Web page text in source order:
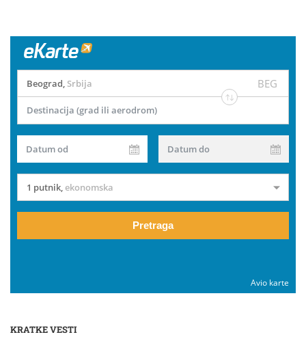
Beograd, Srbija BEG
Destinacija (grad ili aerodrom)
Datum od Datum do
1 putnik,ekonomska
Pretraga
Avio karte
KRATKE VESTI